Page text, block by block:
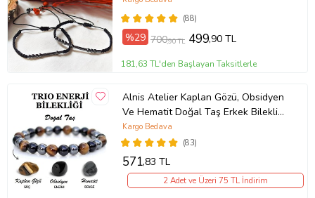
(88)
%29 700,90 TL 499,90 TL
181,63 TL'den Başlayan Taksitlerle
Alnis Atelier Kaplan Gözü, Obsidyen
Ve Hematit Doğal Taş Erkek Bileklik
(KAHVE-BRONZ)
(83)
Kargo Bedava
571,83 TL
2 Adet ve Üzeri 75 TL İndirim